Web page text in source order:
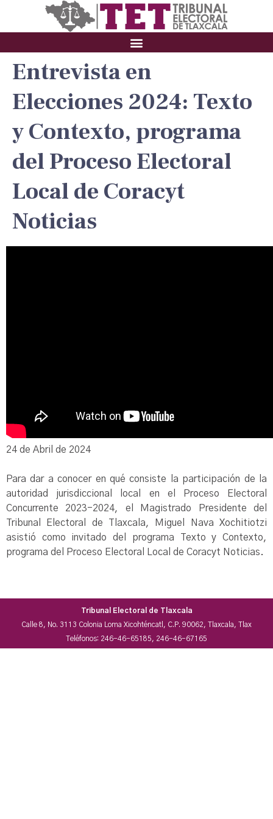
Entrevista en
Elecciones 2024: Texto
y Contexto, programa
del Proceso Electoral
Local de Coracyt
Noticias
24 de Abril de 2024
Para dar a conocer en qué consiste la participación de la
autoridad jurisdiccional local en el Proceso Electoral
Concurrente 2023-2024, el Magistrado Presidente del
Tribunal Electoral de Tlaxcala, Miguel Nava Xochitiotzi
asistió como invitado del programa Texto y Contexto,
programa del Proceso Electoral Local de Coracyt Noticias.
Tribunal Electoral de Tlaxcala
Calle 8, No. 3113 Colonia Loma Xicohténcatl, C.P. 90062, Tlaxcala, Tlax
Teléfonos: 246-46-65185, 246-46-67165